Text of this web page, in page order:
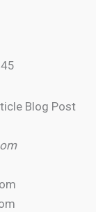
Blog Post